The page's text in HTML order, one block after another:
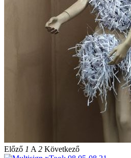
Előző 1 A 2 Következő